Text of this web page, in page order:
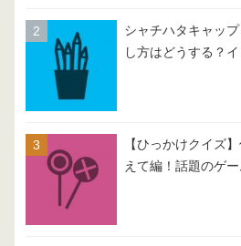
シャチハタキャッ
し方はどうする？
【ひっかけクイズ
えて編！話題のゲ